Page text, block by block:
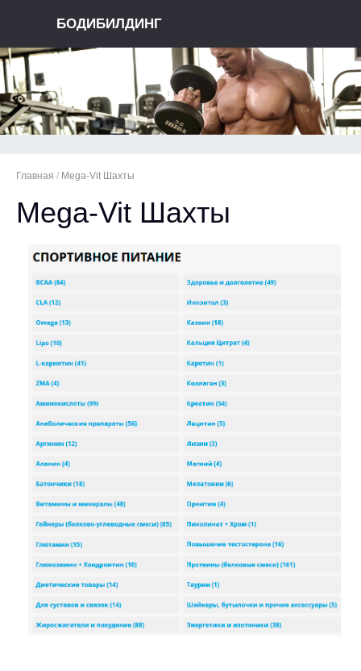
БОДИБИЛДИНГ
Главная / Mega-Vit Шахты
Mega-Vit Шахты